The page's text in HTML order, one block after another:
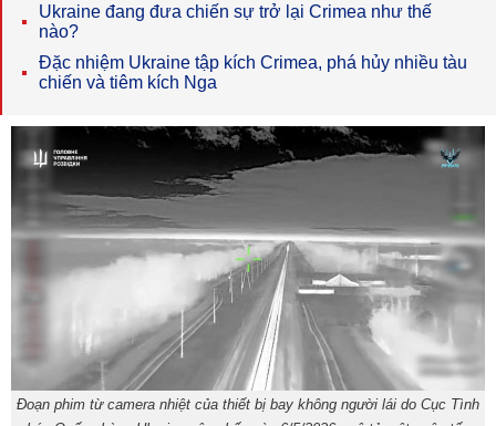
Ukraine đang đưa chiến sự trở lại Crimea như thế
nào?
Đặc nhiệm Ukraine tập kích Crimea, phá hủy nhiều tàu
chiến và tiêm kích Nga
Đoạn phim từ camera nhiệt của thiết bị bay không người lái do Cục Tình